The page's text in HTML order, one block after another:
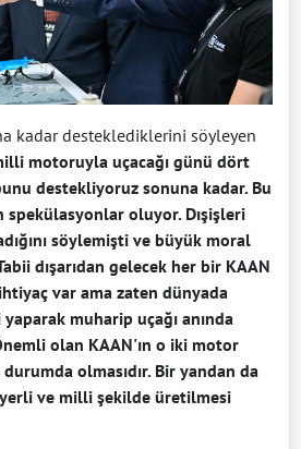
kadar desteklediklerini söyleyen
motoruyla uçacağı günü dört
destekliyoruz sonuna kadar. Bu
spekülasyonlar oluyor. Dışişleri
söylemişti ve büyük moral
dışarıdan gelecek her bir KAAN
var ama zaten dünyada
muharip uçağı anında
olan KAAN'ın o iki motor
olmasıdır. Bir yandan da
ve milli şekilde üretilmesi